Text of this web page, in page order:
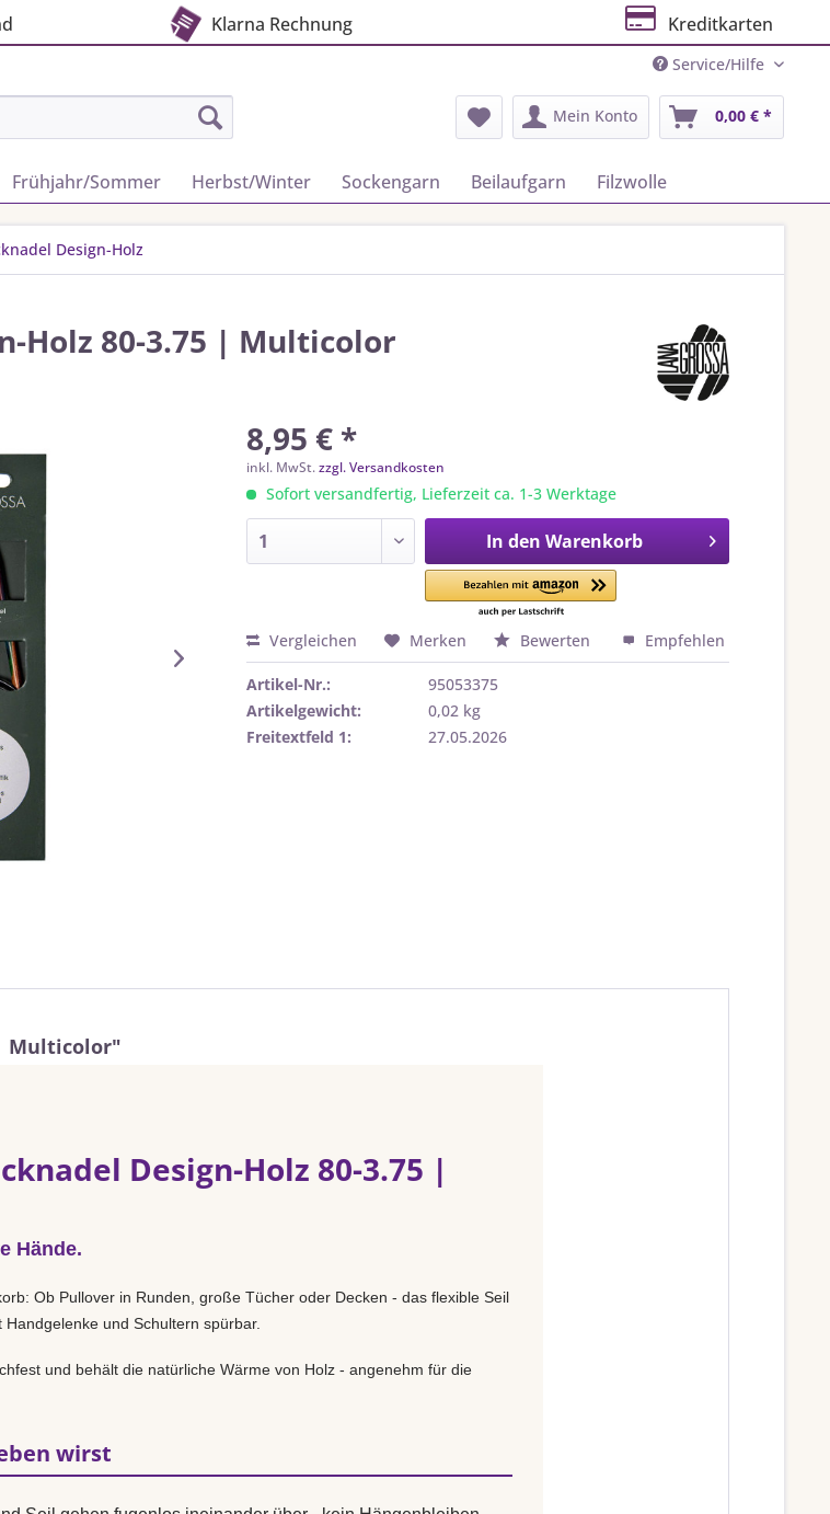
Klarna Rechnung Kreditkarten
Service/Hilfe
Mein Konto 0,00 € *
Frühjahr/Sommer Herbst/Winter Sockengarn Beilaufgarn Filzwolle
Design-Holz
Holz 80-3.75 | Multicolor
8,95 € *
inkl. MwSt.zzgl. Versandkosten
Sofort versandfertig, Lieferzeit ca. 1-3 Werktage
In den Warenkorb
Vergleichen Merken Bewerten Empfehlen
Artikel-Nr.:
95053375
Artikelgewicht:
0,02 kg
Freitextfeld 1:
27.05.2026
Multicolor"
Design-Holz 80-3.75 |
Hände.
Ob Pullover in Runden, große Tücher oder Decken - das flexible Seil
und Schultern spürbar.
und behält die natürliche Wärme von Holz - angenehm für die
wirst